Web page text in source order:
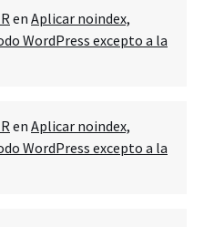
en Aplicar noindex,
WordPress excepto a la
en Aplicar noindex,
WordPress excepto a la